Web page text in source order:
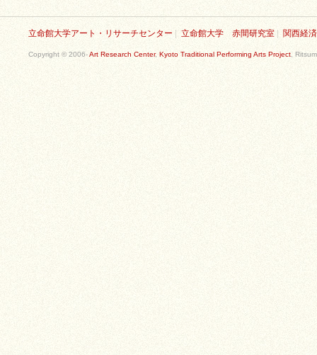
立命館大学アート・リサーチセンター 立命館大学 赤間研究室 関西経
Copyright © 2006-Art Research Center, Kyoto Traditional Performing Arts Project ,